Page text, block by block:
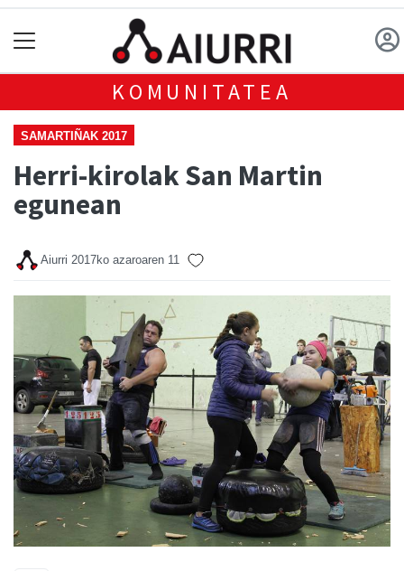
KOMUNITATEA
SAMARTIÑAK 2017
Herri-kirolak San Martin
egunean
Aiurri 2017ko azaroaren 11